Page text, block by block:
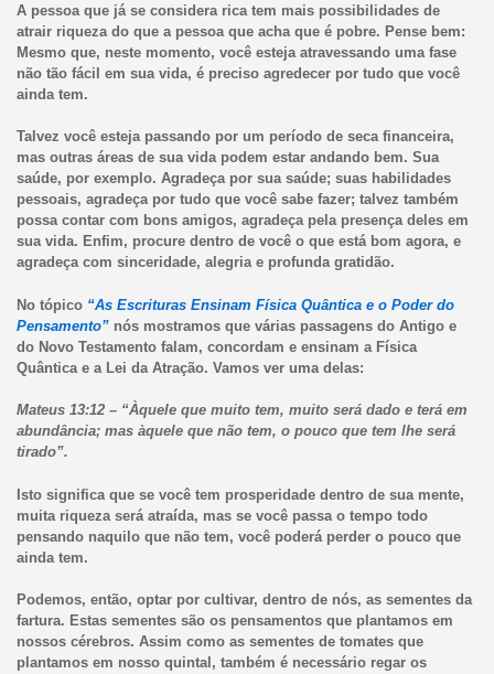
A pessoa que já se considera rica tem mais possibilidades de
atrair riqueza do que a pessoa que acha que é pobre. Pense bem:
Mesmo que, neste momento, você esteja atravessando uma fase
não tão fácil em sua vida, é preciso agredecer por tudo que você
ainda tem.
Talvez você esteja passando por um período de seca financeira,
mas outras áreas de sua vida podem estar andando bem. Sua
saúde, por exemplo. Agradeça por sua saúde; suas habilidades
pessoais, agradeça por tudo que você sabe fazer; talvez também
possa contar com bons amigos, agradeça pela presença deles em
sua vida. Enfim, procure dentro de você o que está bom agora, e
agradeça com sinceridade, alegria e profunda gratidão.
No tópico “As Escrituras Ensinam Física Quântica e o Poder do
Pensamento”nós mostramos que várias passagens do Antigo e
do Novo Testamento falam, concordam e ensinam a Física
Quântica e a Lei da Atração. Vamos ver uma delas:
Mateus 13:12 – “Àquele que muito tem, muito será dado e terá em
abundância; mas àquele que não tem, o pouco que tem lhe será
tirado”.
Isto significa que se você tem prosperidade dentro de sua mente,
muita riqueza será atraída, mas se você passa o tempo todo
pensando naquilo que não tem, você poderá perder o pouco que
ainda tem.
Podemos, então, optar por cultivar, dentro de nós, as sementes da
fartura. Estas sementes são os pensamentos que plantamos em
nossos cérebros. Assim como as sementes de tomates que
plantamos em nosso quintal, também é necessário regar os